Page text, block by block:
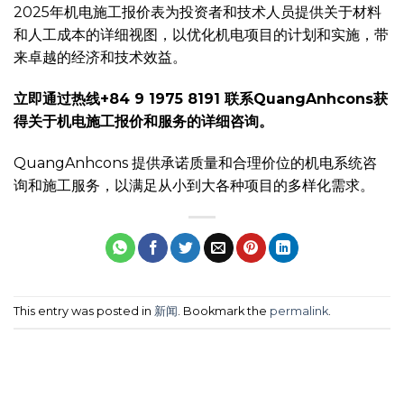
2025年机电施工报价表为投资者和技术人员提供关于材料
和人工成本的详细视图，以优化机电项目的计划和实施，带
来卓越的经济和技术效益。
立即通过热线+84 9 1975 8191 联系QuangAnhcons获
得关于机电施工报价和服务的详细咨询。
QuangAnhcons 提供承诺质量和合理价位的机电系统咨
询和施工服务，以满足从小到大各种项目的多样化需求。
This entry was posted in 新闻. Bookmark the permalink.